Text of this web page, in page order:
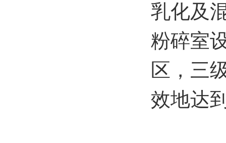
乳化及
粉碎室
区，三
效地达